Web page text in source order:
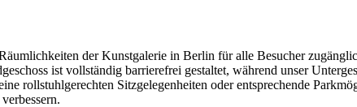
der Kunstgalerie in Berlin für alle Besucher
ist vollständig barrierefrei gestaltet, während unser
rollstuhlgerechten Sitzgelegenheiten oder entsprechende